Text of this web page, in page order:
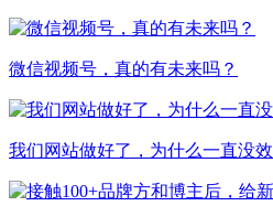
微信视频号，真的有未来吗？
我们网站做好了，为什么一直没效